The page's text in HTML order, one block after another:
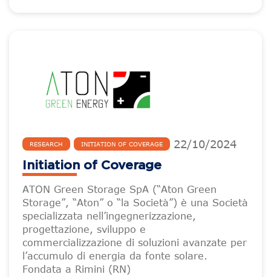
RESEARCH INITIATION OF COVERAGE 22/10/2024
Initiation of Coverage
ATON Green Storage SpA (“Aton Green
Storage”, “Aton” o “la Società”) è una Società
specializzata nell’ingegnerizzazione,
progettazione, sviluppo e
commercializzazione di soluzioni avanzate per
l’accumulo di energia da fonte solare.
Fondata a Rimini (RN)